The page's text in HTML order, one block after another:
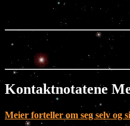
Kontaktnotatene
Meier forteller om seg selv og